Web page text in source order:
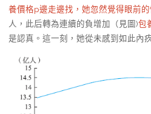
養價格p邊走邊找，她忽然覺得眼前
人，此后轉為連續的負增加（見圖)包
是認真。這一刻，她從未感到如此內